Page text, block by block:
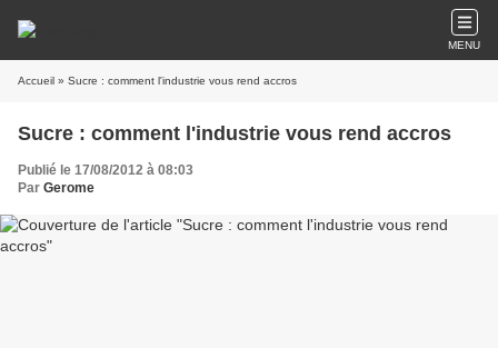
MENU
Accueil » Sucre : comment l'industrie vous rend accros
Sucre : comment l'industrie vous rend accros
Publié le 17/08/2012 à 08:03
Par Gerome